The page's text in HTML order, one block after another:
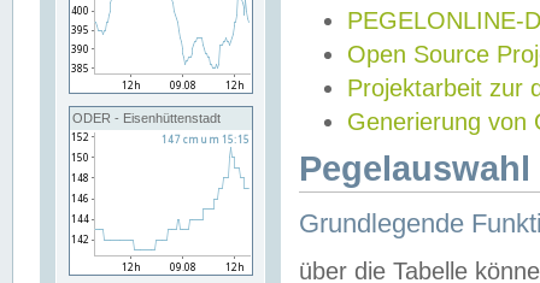
ODER - Eisenhüttenstadt
PEGELONLINE-
Open Source
Projektarbeit zur
Generierung von
Grundlegende
über die Tabelle